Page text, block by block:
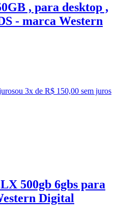
, para desktop ,
- marca Western
ou 3x de R$ 150,00 sem juros
500gb 6gbs para
Digital